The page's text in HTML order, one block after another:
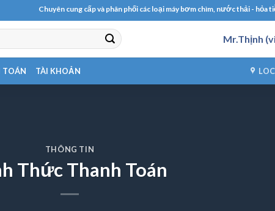
Chuyên cung cấp và phân phối các loại máy bơm chìm, nước thải - hỏa tiễn,
Mr.Thịnh
TOÁN TÀI KHOẢN
THÔNG TIN
Thức Thanh Toán